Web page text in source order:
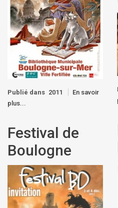
Publié dans 2011
En savoir
plus...
Festival de
Boulogne